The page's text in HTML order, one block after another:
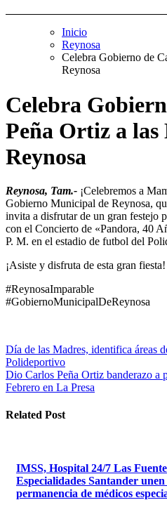
Inicio
Reynosa
Celebra Gobierno de
Reynosa
Celebra
Peña Ortiz a las
Reynosa
Reynosa, Tam.- ¡Celebremos a
Gobierno Municipal de Reynosa,
invita a disfrutar de un gran festejo
con el Concierto de «Pandora, 40
P. M. en el estadio de futbol del
¡Asiste y disfruta de esta gran fiesta!
#ReynosaImparable
#GobiernoMunicipalDeReynosa
Navegación
de
entradas
Día de las Madres, identifica áreas
Polideportivo
Dio Carlos Peña Ortiz banderazo a
Febrero en La Presa
Related Post
IMSS, Hospital 24/7 Las
Especialidades Santander
permanencia de médicos